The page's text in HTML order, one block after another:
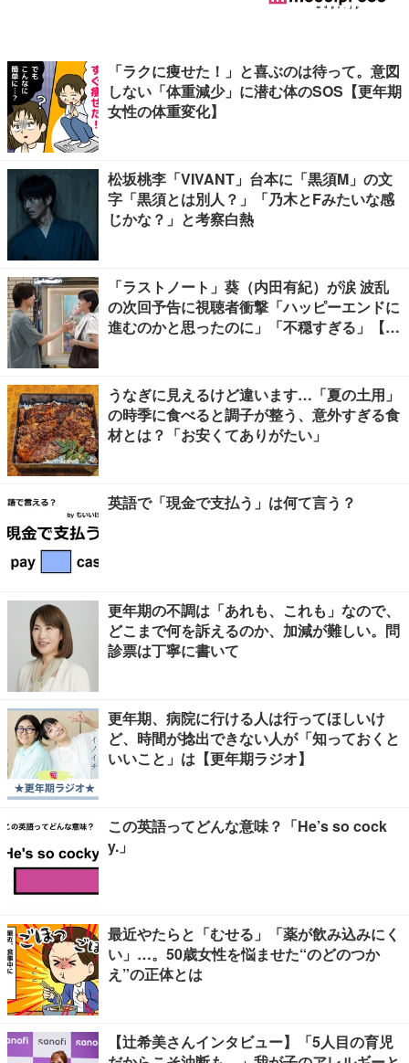
「ラクに痩せた！」と喜ぶのは待って。意図
しない「体重減少」に潜む体のSOS【更年期
女性の体重変化】
松坂桃李「VIVANT」台本に「黒須M」の文
字「黒須とは別人？」「乃木とFみたいな感
じかな？」と考察白熱
「ラストノート」葵（内田有紀）が涙 波乱
の次回予告に視聴者衝撃「ハッピーエンドに
進むのかと思ったのに」「不穏すぎる」【ネ
うなぎに見えるけど違います…「夏の土用」
の時季に食べると調子が整う、意外すぎる食
材とは？「お安くてありがたい」
英語で「現金で支払う」は何て言う？
更年期の不調は「あれも、これも」なので、
どこまで何を訴えるのか、加減が難しい。問
診票は丁寧に書いて
更年期、病院に行ける人は行ってほしいけ
ど、時間が捻出できない人が「知っておくと
いいこと」は【更年期ラジオ】
この英語ってどんな意味？「He’s so cock
y.」
最近やたらと「むせる」「薬が飲み込みにく
い」…。50歳女性を悩ませた“のどのつか
え”の正体とは
【辻希美さんインタビュー】「5人目の育児